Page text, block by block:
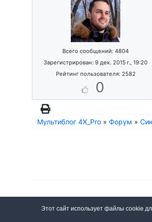
Всего сообщений: 4804
Зарегистрирован: 9 дек. 2015 г., 19:20
Рейтинг пользователя: 2582
0
Мультиблог 4X_Pro » Форум »
© 2018—2026, 4X_Pro Правила
Этот сайт использует файлы cookie